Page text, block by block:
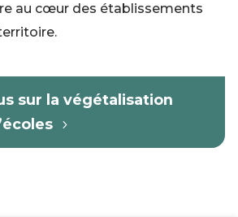
au cœur des établissements
sur la végétalisation